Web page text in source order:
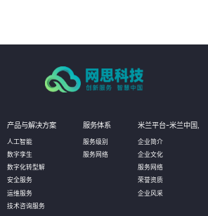
产品与解决方案
人工智能
数字孪生
数字化转型解
安全服务
运维服务
技术咨询服务
服务体系
服务级别
服务网络
米兰平台-米兰中国,
企业简介
企业文化
服务网络
荣誉资质
企业风采